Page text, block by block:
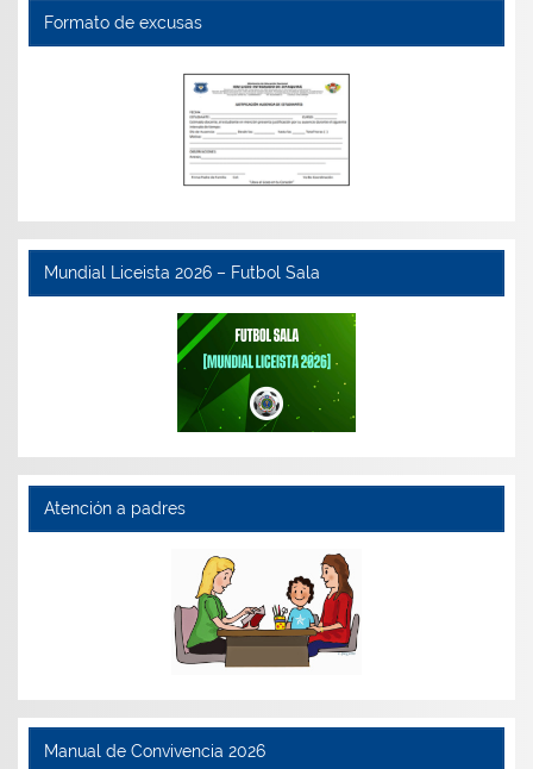
Formato de excusas
Mundial Liceista 2026 – Futbol Sala
Atención a padres
Manual de Convivencia 2026